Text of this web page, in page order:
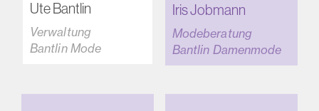
Ute Bantlin
Verwaltung
Bantlin Mode
Iris Jobmann
Modeberatung
Bantlin Damenmode